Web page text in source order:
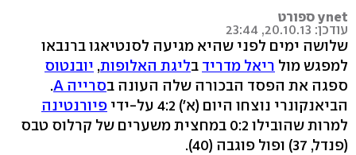
ynet ספורט
עודכן: 20.10.13, 23:44
שלושה ימים לפני שהיא מגיעה לסנטיאגו ברנבאו
למפגש מול ריאל מדריד בליגת האלופות, יובנטוס
ספגה את הפסד הבכורה שלה העונה בסרייה A
.
הביאנקונרי נוצחו היום (א') 4:2 על-ידי
פיורנטינה
למרות שהובילו 0:2 במחצית משערים של קרלוס טבס
(פנדל, 37) ופול פוגבה (40).